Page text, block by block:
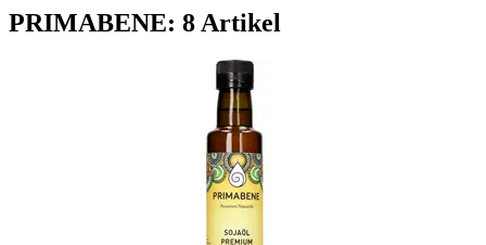
PRIMABENE: 8 Artikel